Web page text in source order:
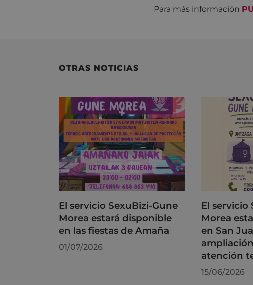
Para más información
OTRAS NOTICIAS
El servicio SexuBizi-Gune
Morea estará disponible
en las fiestas de Amaña
01/07/2026
El servicio
Morea
en San
atención
15/06/2026